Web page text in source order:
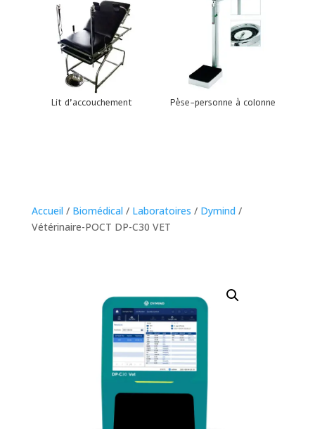
Lit d’accouchement Pèse-personne à colonne
Accueil / Biomédical / Laboratoires / Dymind /
Vétérinaire-POCT DP-C30 VET